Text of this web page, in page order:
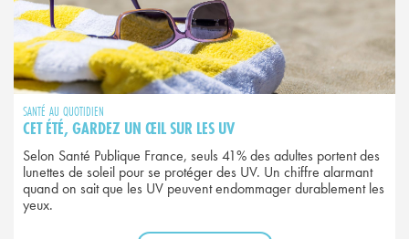
SANTÉ AU QUOTIDIEN
CET ÉTÉ, GARDEZ UN ŒIL SUR LES UV
Selon Santé Publique France, seuls 41% des adultes portent des
lunettes de soleil pour se protéger des UV. Un chiffre alarmant
quand on sait que les UV peuvent endommager durablement les
yeux.